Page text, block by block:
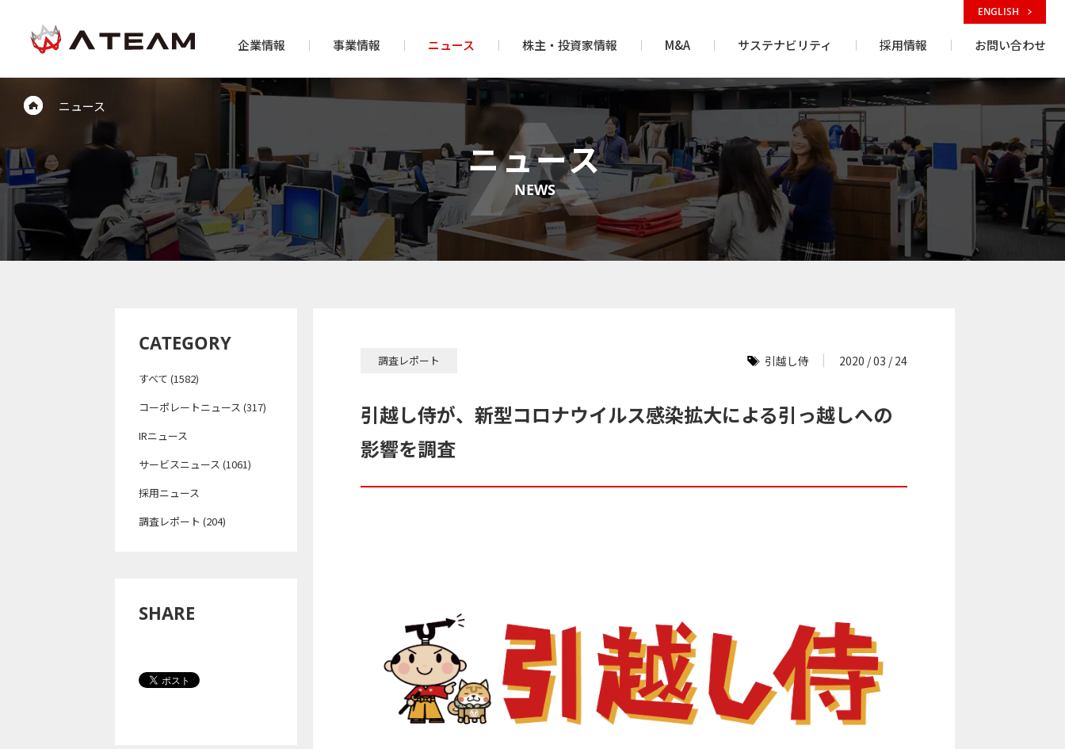
企業情報 事業情報 ニュース 株主・投資家情報 M&A サステナビリティ 採用情報 お問い合わせ
ENGLISH
ニュース
ニュース
NEWS
CATEGORY
すべて (1582)
コーポレートニュース (317)
IRニュース
サービスニュース (1061)
採用ニュース
調査レポート (204)
SHARE
調査レポート 引越し侍 2020 / 03 / 24
引越し侍が、新型コロナウイルス感染拡大による引っ越しへの
影響を調査